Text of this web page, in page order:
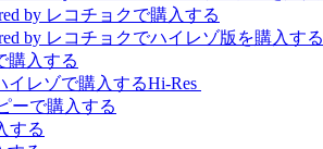
Hi-Res